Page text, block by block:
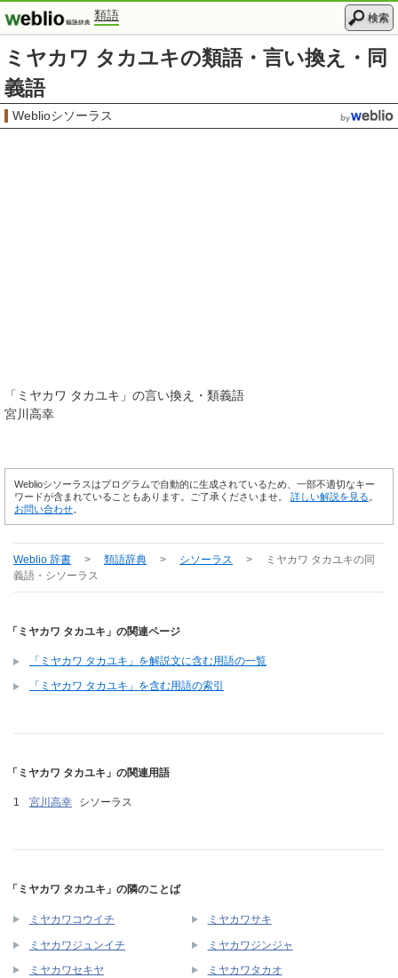
類語 検索
ミヤカワ タカユキの類語・言い換え・同
義語
Weblioシソーラス
「 ミヤカワ タカユキ 」の言い換え・類義語
宮川高幸
Weblioシソーラスはプログラムで自動的に生成されているため、一部不適切なキー
ワードが含まれていることもあります。ご了承くださいませ。 詳しい解説を見る
お問い合わせ
Weblio 辞書 > 類語辞典 > シソーラス > ミヤカワ タカユキの同
義語・シソーラス
「ミヤカワ タカユキ」の関連ページ
「ミヤカワ タカユキ」を解説文に含む用語の一覧
「ミヤカワ タカユキ」を含む用語の索引
「ミヤカワ タカユキ」の関連用語
宮川高幸 シソーラス
「ミヤカワ タカユキ」の隣のことば
ミヤカワコウイチ ミヤカワサキ
ミヤカワジュンイチ ミヤカワジンジャ
ミヤカワセキヤ ミヤカワタカオ